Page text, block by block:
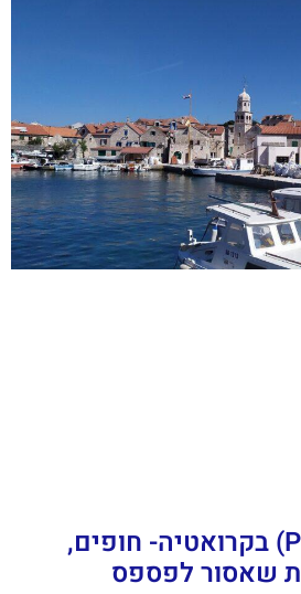
האי פריבץ' (Prvić) בקרואטיה- חופים,
שאסור לפספס